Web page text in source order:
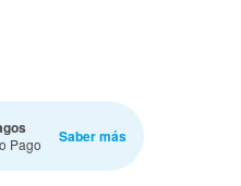
Pago Saber más